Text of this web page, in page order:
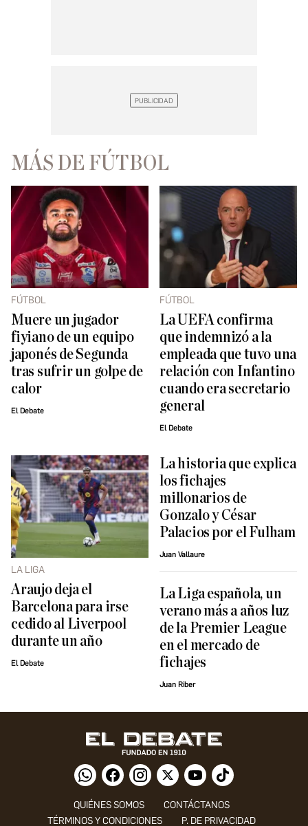
MÁS DE FÚTBOL
FÚTBOL
Muere un jugador
fiyiano de un equipo
japonés de Segunda
tras sufrir un golpe de
calor
El Debate
FÚTBOL
La UEFA confirma
que indemnizó a la
empleada que tuvo una
relación con Infantino
cuando era secretario
general
El Debate
LA LIGA
Araujo deja el
Barcelona para irse
cedido al Liverpool
durante un año
El Debate
La historia que explica
los fichajes
millonarios de
Gonzalo y César
Palacios por el Fulham
Juan Vallaure
La Liga española, un
verano más a años luz
de la Premier League
en el mercado de
fichajes
Juan Riber
QUIÉNES SOMOS
CONTÁCTANOS
TÉRMINOS Y CONDICIONES
P. DE PRIVACIDAD